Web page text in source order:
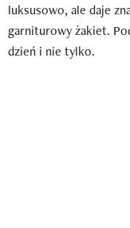
luksusowo, ale daje
garniturowy żakiet.
dzień i nie tylko.